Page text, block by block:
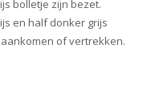
bolletje zijn bezet.
en half donker grijs
of vertrekken.